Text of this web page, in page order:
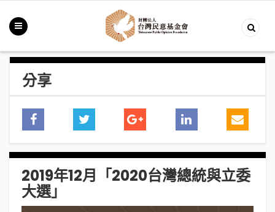
分享
2019年12月「2020台灣總統與立委
大選」